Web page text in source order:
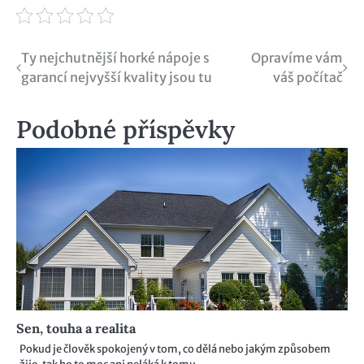
Navigace
pro
příspěvek
Ty nejchutnější horké nápoje s
garancí nejvyšší kvality jsou tu
Opravíme vám
váš počítač
Podobné příspěvky
Sen, touha a realita
Pokud je člověk spokojený v tom, co dělá nebo jakým způsobem